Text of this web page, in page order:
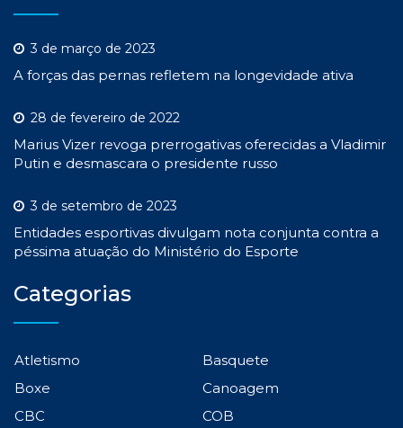
3 de março de 2023
A forças das pernas refletem na longevidade ativa
28 de fevereiro de 2022
Marius Vizer revoga prerrogativas oferecidas a Vladimir
Putin e desmascara o presidente russo
3 de setembro de 2023
Entidades esportivas divulgam nota conjunta contra a
péssima atuação do Ministério do Esporte
Categorias
Atletismo
Basquete
Boxe
Canoagem
CBC
COB